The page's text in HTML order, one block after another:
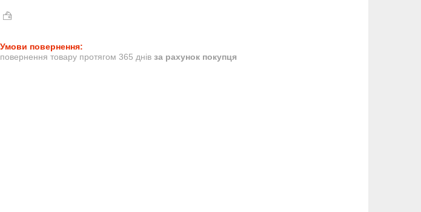
повернення товару протягом 365 днів за рахунок покупця